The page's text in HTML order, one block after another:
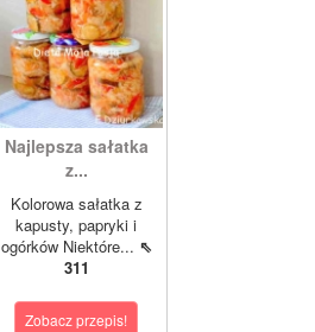
Najlepsza sałatka
z...
Kolorowa sałatka z
kapusty, papryki i
ogórków Niektóre... ⇖
311
Zobacz przepis!